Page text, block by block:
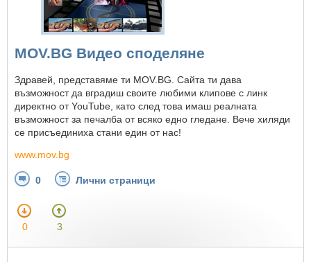
MOV.BG Видео споделяне
Здравей, представяме ти MOV.BG. Сайта ти дава
възможност да вградиш своите любими клипове с линк
директно от YouTube, като след това имаш реалната
възможност за печалба от всяко едно гледане. Вече хиляди
се присъединиха стани един от нас!
www.mov.bg
0 Лични страници
0 3